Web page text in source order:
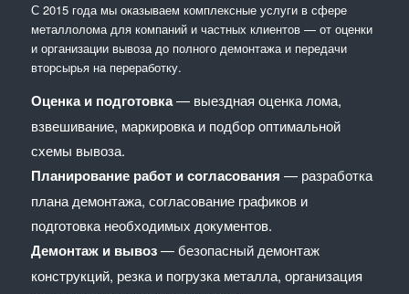
С 2015 года мы оказываем комплексные услуги в сфере
металлолома для компаний и частных клиентов — от оценки
и организации вывоза до полного демонтажа и передачи
вторсырья на переработку.
Оценка и подготовка— выездная оценка лома,
взвешивание, маркировка и подбор оптимальной
схемы вывоза.
Планирование работ и согласования — разработка
плана демонтажа, согласование графиков и
подготовка необходимых документов.
Демонтаж и вывоз— безопасный демонтаж
конструкций, резка и погрузка металла, организация